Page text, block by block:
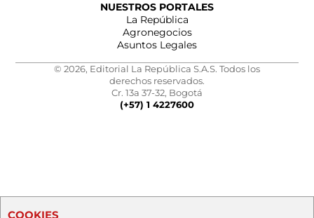
NUESTROS PORTALES
La República
Agronegocios
Asuntos Legales
© 2026, Editorial La República S.A.S. Todos los
derechos reservados.
Cr. 13a 37-32, Bogotá
(+57) 1 4227600
COOKIES